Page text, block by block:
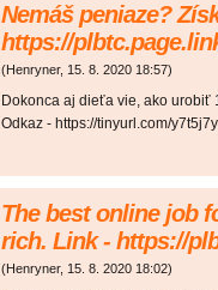
Nemáš peniaze?
https://
(Henryner, 15. 8. 2020 18:57)
Dokonca aj dieťa vie, ako urobiť
Odkaz - https://tinyurl.com/
The best online job
rich. Link - https://
(Henryner, 15. 8. 2020 18:02)